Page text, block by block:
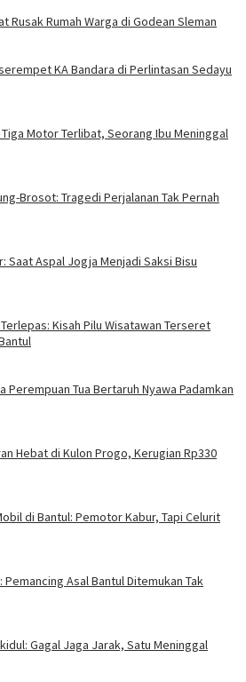
Rusak Rumah Warga di Godean Sleman
KA Bandara di Perlintasan Sedayu
Motor Terlibat, Seorang Ibu Meninggal
Brosot: Tragedi Perjalanan Tak Pernah
Saat Aspal Jogja Menjadi Saksi Bisu
Kisah Pilu Wisatawan Terseret
Perempuan Tua Bertaruh Nyawa Padamkan
Hebat di Kulon Progo, Kerugian Rp330
di Bantul: Pemotor Kabur, Tapi Celurit
Pemancing Asal Bantul Ditemukan Tak
Gagal Jaga Jarak, Satu Meninggal